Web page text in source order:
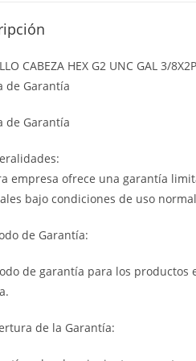
CABEZA HEX G2 UNC GAL 3/
de Garantía
de Garantía
empresa ofrece una garantía
bajo condiciones de uso
de Garantía:
de garantía para los productos
de la Garantía: